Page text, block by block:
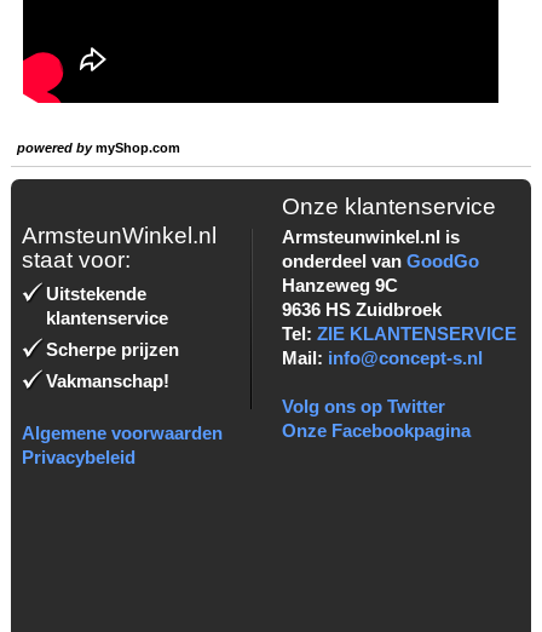
powered bymyShop.com
ArmsteunWinkel.nl
staat voor:
Uitstekende
klantenservice
Scherpe prijzen
Vakmanschap!
Algemene voorwaarden
Privacybeleid
Onze klantenservice
Armsteunwinkel.nl is
onderdeel van GoodGo
Hanzeweg 9C
9636 HS Zuidbroek
Tel: ZIE KLANTENSERVICE
Mail: info@concept-s.nl
Volg ons op Twitter
Onze Facebookpagina